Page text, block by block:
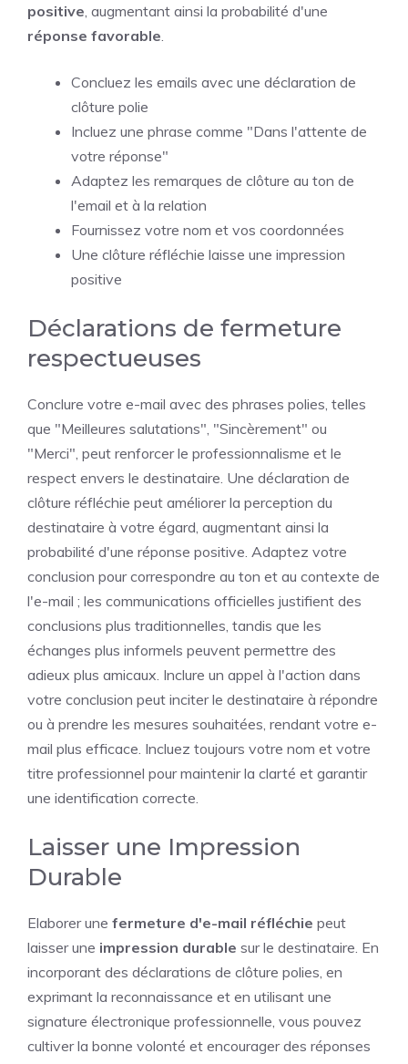
positive , augmentant ainsi la probabilité d'une
réponse favorable
Concluez les emails avec une déclaration de
clôture polie
Incluez une phrase comme "Dans l'attente de
votre réponse"
Adaptez les remarques de clôture au ton de
l'email et à la relation
Fournissez votre nom et vos coordonnées
Une clôture réfléchie laisse une impression
positive
Déclarations de fermeture
respectueuses
Conclure votre e-mail avec des phrases polies, telles
que "Meilleures salutations", "Sincèrement" ou
"Merci", peut renforcer le professionnalisme et le
respect envers le destinataire. Une déclaration de
clôture réfléchie peut améliorer la perception du
destinataire à votre égard, augmentant ainsi la
probabilité d'une réponse positive. Adaptez votre
conclusion pour correspondre au ton et au contexte de
l'e-mail ; les communications officielles justifient des
conclusions plus traditionnelles, tandis que les
échanges plus informels peuvent permettre des
adieux plus amicaux. Inclure un appel à l'action dans
votre conclusion peut inciter le destinataire à répondre
ou à prendre les mesures souhaitées, rendant votre e-
mail plus efficace. Incluez toujours votre nom et votre
titre professionnel pour maintenir la clarté et garantir
une identification correcte.
Laisser une Impression
Durable
Elaborer une fermeture d'e-mail réfléchie peut
laisser une impression durable sur le destinataire. En
incorporant des déclarations de clôture polies, en
exprimant la reconnaissance et en utilisant une
signature électronique professionnelle, vous pouvez
cultiver la bonne volonté et encourager des réponses